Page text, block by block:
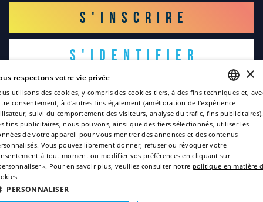
S'INSCRIRE
S'IDENTIFIER
Copyright © 2022
Politique de confidentialité
ENGLISH
ITALIAN
FRENCH
GERMAN
×
respectons votre vie privée
utilisons des cookies, y compris des cookies tiers, à des fins techniques et,
consentement, à d'autres fins également (amélioration de l'expérience
suivi du comportement des visiteurs, analyse du trafic, fins
fins publicitaires, nous pouvons, ainsi que des tiers sélectionnés, utiliser les
de votre appareil pour vous montrer des annonces et des contenus
Vous pouvez librement donner, refuser ou révoquer votre
à tout moment ou modifier vos préférences en cliquant sur
». Pour en savoir plus, veuillez consulter notre politique en matière
PERSONNALISER